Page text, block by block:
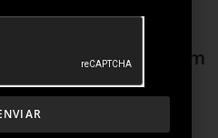
no Brasil somam
de R$ 188 bilhões,